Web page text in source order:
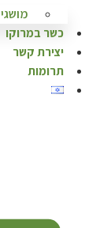
מושגי
כשר במרוקו
יצירת קשר
תרומות